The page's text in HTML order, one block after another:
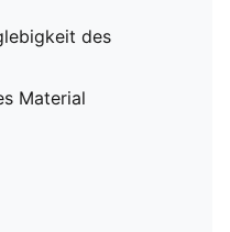
des
Material